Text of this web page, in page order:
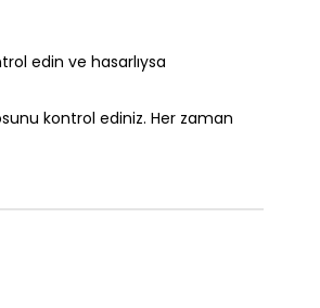
edin ve hasarlıysa
kontrol ediniz. Her zaman